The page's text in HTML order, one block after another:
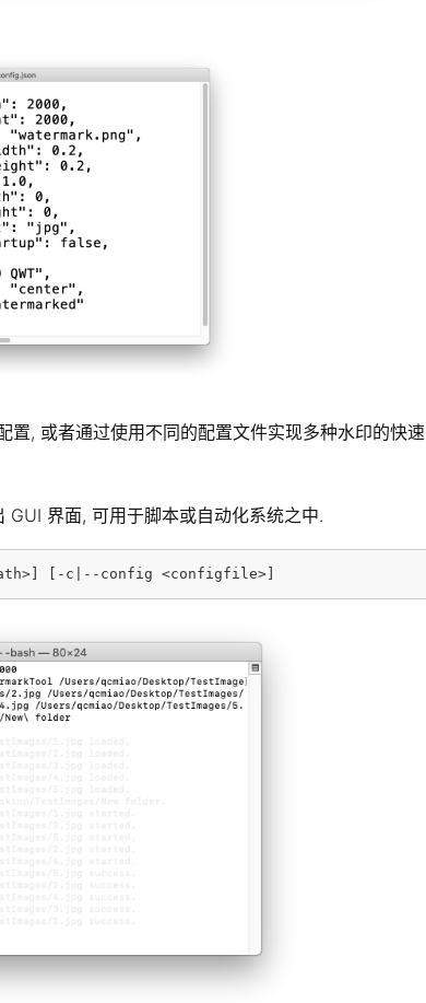
, 或者通过使用不同的配置文件实现多种水印的快速
界面, 可用于脚本或自动化系统之中.
[-c|--config <configfile>]